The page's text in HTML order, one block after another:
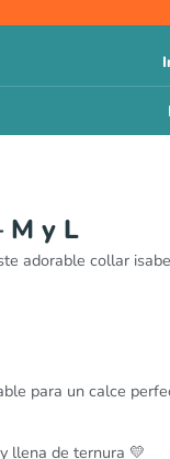
M y L
adorable collar
para un calce
llena de ternura 💛